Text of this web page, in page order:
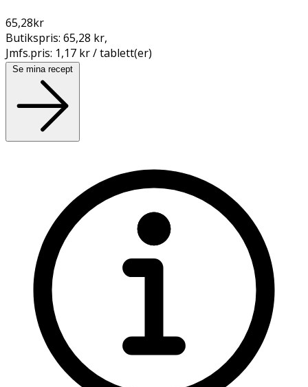
65,28kr
Butikspris: 65,28 kr,
Jmfs.pris: 1,17 kr / tablett(er)
Se mina recept